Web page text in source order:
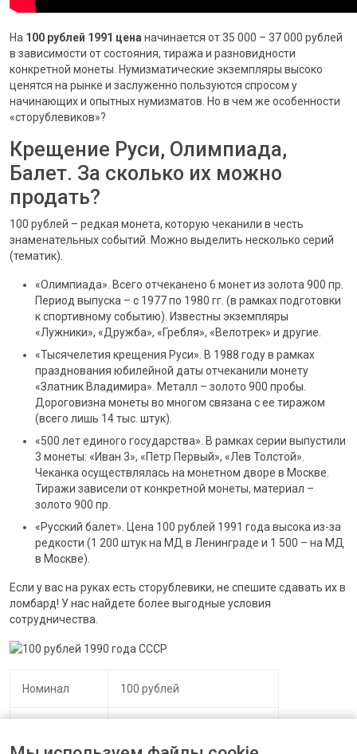
На 100 рублей 1991 цена начинается от 35 000 – 37 000 рублей
в зависимости от состояния, тиража и разновидности
конкретной монеты. Нумизматические экземпляры высоко
ценятся на рынке и заслуженно пользуются спросом у
начинающих и опытных нумизматов. Но в чем же особенности
«сторублевиков»?
Крещение Руси, Олимпиада,
Балет. За сколько их можно
продать?
100 рублей – редкая монета, которую чеканили в честь
знаменательных событий. Можно выделить несколько серий
(тематик).
«Олимпиада». Всего отчеканено 6 монет из золота 900 пр.
Период выпуска – с 1977 по 1980 гг. (в рамках подготовки
к спортивному событию). Известны экземпляры
«Лужники», «Дружба», «Гребля», «Велотрек» и другие.
«Тысячелетия крещения Руси». В 1988 году в рамках
празднования юбилейной даты отчеканили монету
«Златник Владимира». Металл – золото 900 пробы.
Дороговизна монеты во многом связана с ее тиражом
(всего лишь 14 тыс. штук).
«500 лет единого государства». В рамках серии выпустили
3 монеты: «Иван 3», «Петр Первый», «Лев Толстой».
Чеканка осуществлялась на монетном дворе в Москве.
Тиражи зависели от конкретной монеты, материал –
золото 900 пр.
«Русский балет». Цена 100 рублей 1991 года высока из-за
редкости (1 200 штук на МД в Ленинграде и 1 500 – на МД
в Москве).
Если у вас на руках есть сторублевики, не спешите сдавать их в
ломбард! У нас найдете более выгодные условия
сотрудничества.
Номинал 100 рублей